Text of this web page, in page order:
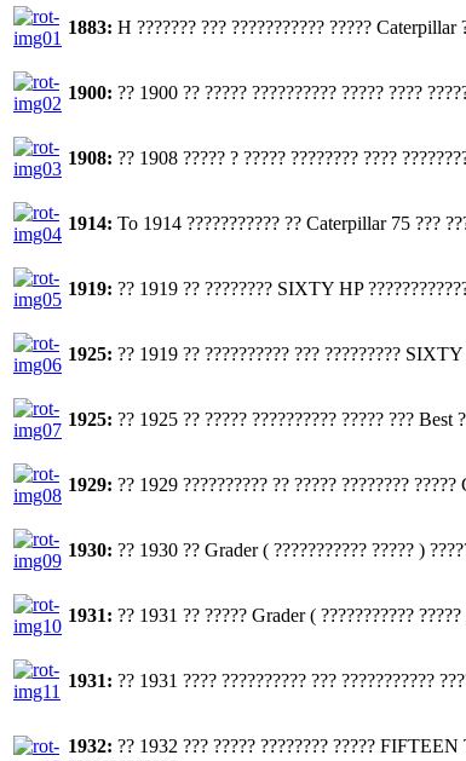
1883: H ??????? ??? ??????????? ?????
1900: ?? 1900 ?? ????? ?????????? ????? ????
1908: ?? 1908 ????? ? ????? ???????? ????
1914: To 1914 ??????????? ?? Caterpillar 75 ???
1919: ?? 1919 ?? ???????? SIXTY HP
1925: ?? 1919 ?? ?????????? ??? ?????????
1925: ?? 1925 ?? ????? ?????????? ????? ??? Best
1929: ?? 1929 ?????????? ?? ????? ????????
1930: ?? 1930 ?? Grader ( ??????????? ????? )
1931: ?? 1931 ?? ????? Grader ( ??????????? ?????
1931: ?? 1931 ???? ?????????? ??? ???????????
1932: ?? 1932 ??? ????? ???????? ????? FIFTEEN